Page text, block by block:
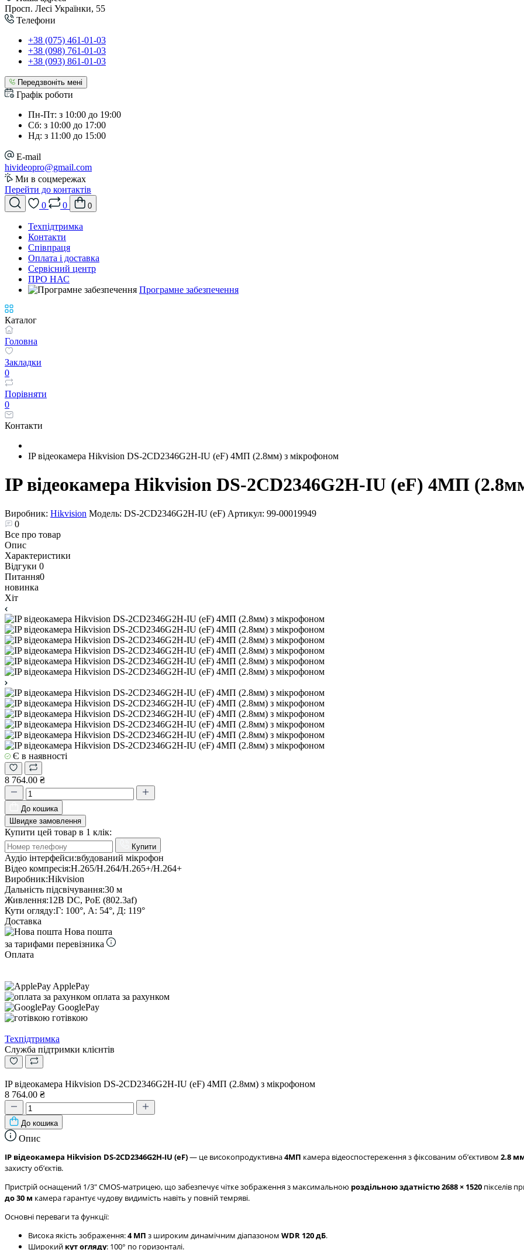
Просп. Лесі Українки, 55
Телефони
+38 (075) 461-01-03
+38 (098) 761-01-03
+38 (093) 861-01-03
Передзвоніть мені
Графік роботи
Пн-Пт: з 10:00 до 19:00
Сб: з 10:00 до 17:00
Нд: з 11:00 до 15:00
E-mail
hivideopro@gmail.com
Ми в соцмережах
Перейти до контактів
0
0 0
Техпідтримка
Контакти
Співпраця
Оплата і доставка
Сервісний центр
ПРО НАС
Програмне забезпечення
Каталог
Головна
Закладки
0
Порівняти
0
Контакти
IP відеокамера Hikvision DS-2CD2346G2H-IU (eF) 4МП (2.8мм) з мікрофоном
IP відеокамера Hikvision DS-2CD2346G2H-IU (eF) 4МП
Виробник: Hikvision Модель: DS-2CD2346G2H-IU (eF) Артикул: 99-00019949
0
Все про товар
Опис
Характеристики
Відгуки 0
Питання0
новинка
Хіт
Є в наявності
8 764.00 ₴
До кошика
Швидке замовлення
Купити цей товар в 1 клік:
Купити
Аудіо інтерфейси:вбудований мікрофон
Відео компресія:H.265/H.264/H.265+/H.264+
Виробник:Hikvision
Дальність підсвічування:30 м
Живлення:12В DC, PoE (802.3af)
Кути огляду:Г: 100°, А: 54°, Д: 119°
Доставка
Нова пошта
за тарифами перевізника
Оплата
ApplePay
оплата за рахунком
GooglePay
готівкою
Техпідтримка
Служба підтримки клієнтів
IP відеокамера Hikvision DS-2CD2346G2H-IU (eF) 4МП (2.8мм) з мікрофоном
8 764.00 ₴
До кошика
Опис
IP відеокамера Hikvision DS-2CD2346G2H-IU (eF)— це високопродуктивна4МП камера відеоспостереження з фіксованим обʼєктивом 2.8
захисту обʼєктів.
Пристрій оснащений 1/3" CMOS-матрицею, що забезпечує чітке зображення з максимальною роздільною здатністю 2688 × 1520 пікселів
до 30 м камера гарантує чудову видимість навіть у повній темряві.
Основні переваги та функції:
Висока якість зображення:4 МП з широким динамічним діапазоном WDR 120 дБ.
Широкий кут огляду: 100° по горизонталі.